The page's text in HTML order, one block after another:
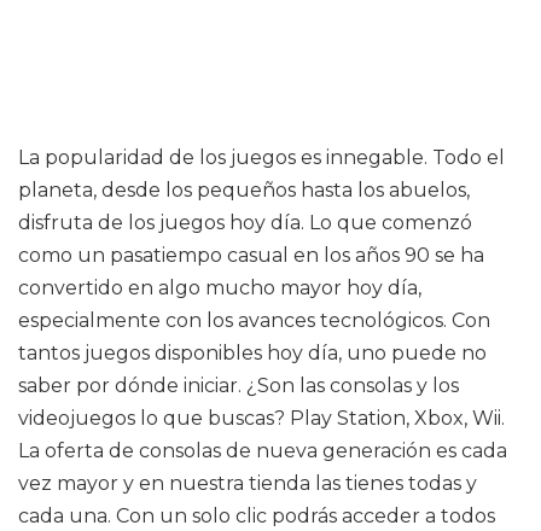
La popularidad de los juegos es innegable. Todo el
planeta, desde los pequeños hasta los abuelos,
disfruta de los juegos hoy día. Lo que comenzó
como un pasatiempo casual en los años 90 se ha
convertido en algo mucho mayor hoy día,
especialmente con los avances tecnológicos. Con
tantos juegos disponibles hoy día, uno puede no
saber por dónde iniciar. ¿Son las consolas y los
videojuegos lo que buscas? Play Station, Xbox, Wii.
La oferta de consolas de nueva generación es cada
vez mayor y en nuestra tienda las tienes todas y
cada una. Con un solo clic podrás acceder a todos